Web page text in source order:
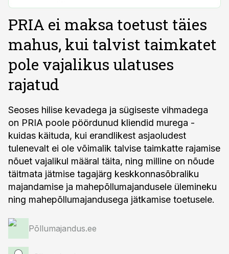
PRIA ei maksa toetust täies
mahus, kui talvist taimkatet
pole vajalikus ulatuses
rajatud
Seoses hilise kevadega ja sügiseste vihmadega
on PRIA poole pöördunud kliendid murega -
kuidas käituda, kui erandlikest asjaoludest
tulenevalt ei ole võimalik talvise taimkatte rajamise
nõuet vajalikul määral täita, ning milline on nõude
täitmata jätmise tagajärg keskkonnasõbraliku
majandamise ja mahepõllumajandusele ülemineku
ning mahepõllumajandusega jätkamise toetusele.
Põllumajandus.ee